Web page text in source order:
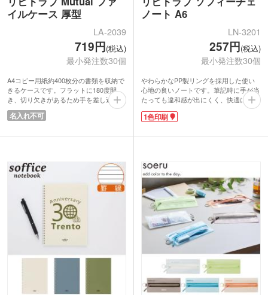
イルケース 厚型
LA-2039
719円(税込)
最小発注数30個
A4コピー用紙約400枚分の書類を収納で
きるケースです。フラットに180度開
き、切り欠きがあるため手を差し込んで
出し入れしやすくなっています。書類整
理だけでなく、ガジェット類やお子さま
す。しっかり閉じるボックス形状で、棚
オフ問わず使いやすいです。企業の周年
記念品として社員へプレゼントしたり、
卒業記念品として生徒へ配布するのにい
かがでしょうか。
名入れ不可
ノート A6
LN-3201
257円(税込)
最小発注数30個
やわらかなPP製リングを採用した使い
心地の良いノートです。筆記時に手が当
たっても違和感が出にくく、快適にメモ
が取れます。使い終わったらリングをハ
サミで切って分別でき、環境にも配慮。
ートやツイストノートへ綴じ替えできま
度のサイズ感で持ち運びに便利です。
表紙に企業ロゴや学校名を1色で印刷で
きます。人気文具メーカーの商品なの
で、幅広く喜ばれるノベルティとしてお
すすめです。
1色印刷